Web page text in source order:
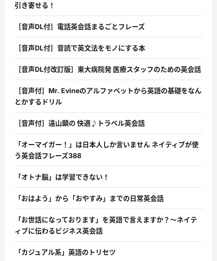
引き寄せる！
［音声DL付］電話英会話まるごとフレーズ
［音声DL付］音読で英文法をモノにする本
［音声DL付改訂版］東大病院発 医療スタッフのための英会話
［音声付］Mr. Evineのアルファベットから英語の基礎をなん
とかするドリル
［音声付］遠山顕の 快適♪トラベル英会話
「オーマイガー！」は日本人しか言いません ネイティブが使
う英会話フレーズ388
「オトナ脳」は学習できない！
「おはよう」から「おやすみ」までの日常英会話
「お世話になっております」を英語で言えますか？〜ネイテ
ィブに伝わるビジネス英会話
「カジュアル系」英語のトリセツ